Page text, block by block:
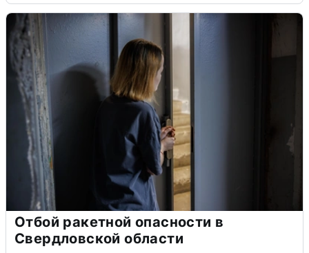
Отбой ракетной опасности в
Свердловской области